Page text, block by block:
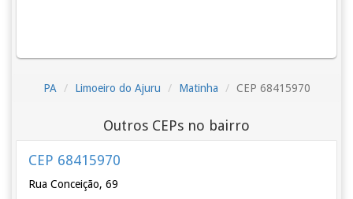
PA Limoeiro do Ajuru Matinha CEP 68415970
Outros CEPs no bairro
CEP 68415970
Rua Conceição, 69